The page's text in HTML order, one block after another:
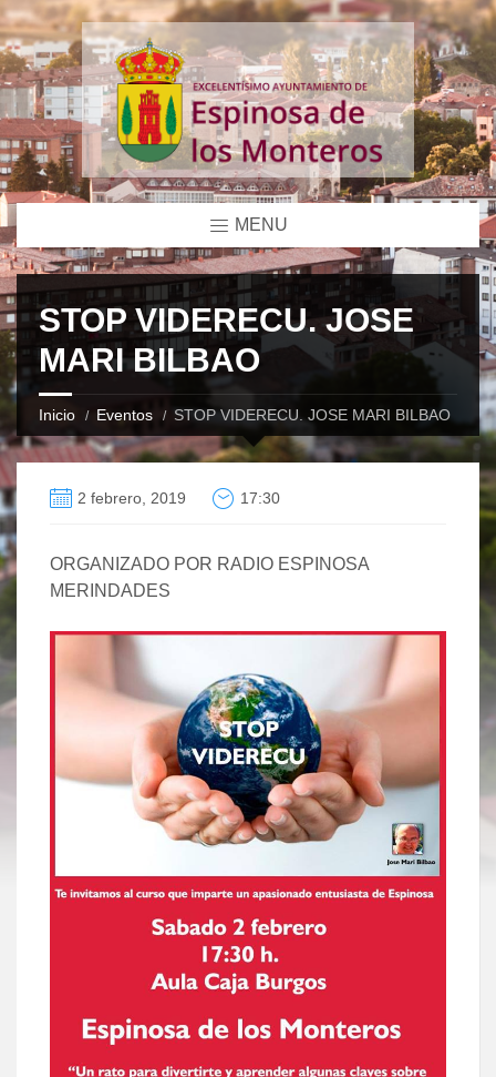
MENU
STOP VIDERECU. JOSE
MARI BILBAO
Inicio Eventos STOP VIDERECU. JOSE MARI BILBAO
2 febrero, 2019 17:30
ORGANIZADO POR RADIO ESPINOSA
MERINDADES